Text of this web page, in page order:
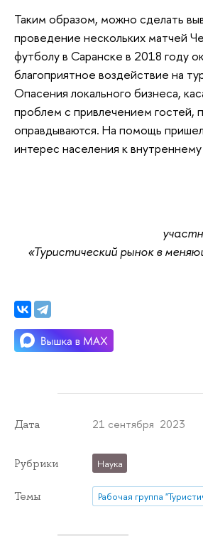
Таким образом, можно сделать
проведение нескольких матчей
футболу в Саранске в 2018 году
благоприятное воздействие на
Опасения локального бизнеса,
проблем с привлечением гостей,
оправдываются. На помощь
интерес населения к внутреннему
«Туристический рынок в
Дата 21 сентября 2023
Рубрики Наука
Темы